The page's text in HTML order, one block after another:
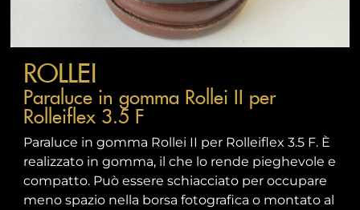
ROLLEI
Paraluce in gomma Rollei II per
Rolleiflex 3.5 F
Paraluce in gomma Rollei II per Rolleiflex 3.5 F. È
realizzato in gomma, il che lo rende pieghevole e
compatto. Può essere schiacciato per occupare
meno spazio nella borsa fotografica o montato al